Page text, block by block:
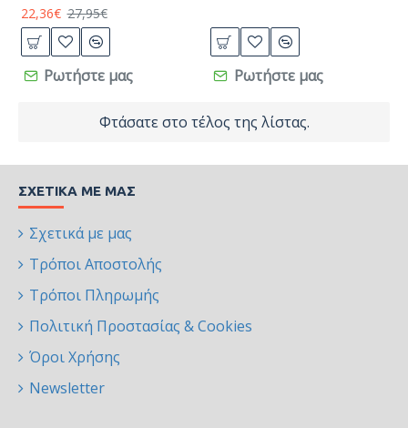
22,36€ 27,95€
Ρωτήστε μας Ρωτήστε μας
Φτάσατε στο τέλος της λίστας.
ΣΧΕΤΙΚΆ ΜΕ ΜΑΣ
Σχετικά με μας
Τρόποι Αποστολής
Τρόποι Πληρωμής
Πολιτική Προστασίας & Cookies
Όροι Χρήσης
Newsletter